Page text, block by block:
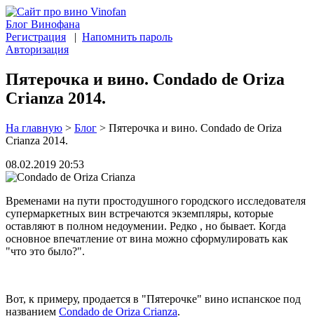
Блог Винофана
Регистрация | Напомнить пароль
Авторизация
Пятерочка и вино. Condado de Oriza
Crianza 2014.
На главную > Блог > Пятерочка и вино. Condado de Oriza
Crianza 2014.
08.02.2019 20:53
Временами на пути простодушного городского исследователя
супермаркетных вин встречаются экземпляры, которые
оставляют в полном недоумении. Редко , но бывает. Когда
основное впечатление от вина можно сформулировать как
"что это было?".
Вот, к примеру, продается в "Пятерочке" вино испанское под
названием Condado de Oriza Crianza.